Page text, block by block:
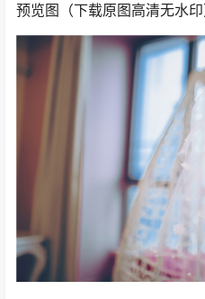
预览图（下载原图高清无水印